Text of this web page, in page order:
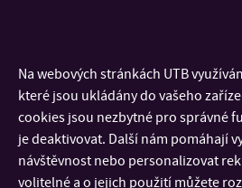
KONTAKT
DŮLEŽITÉ INFORMACE
Na webových stránkách UTB
které jsou ukládány do vašeho
cookies jsou nezbytné pro správné
je deaktivovat. Další nám pomáhají
návštěvnost nebo personalizovat
volitelné a o jejich použití můžete